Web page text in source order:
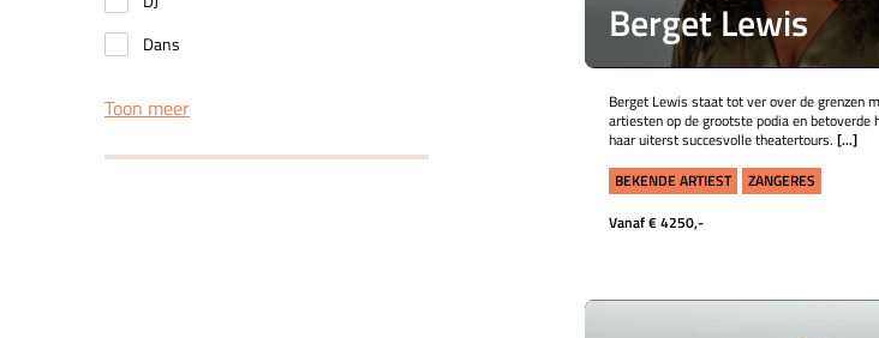
Dans
Toon meer
Berget Lewis
Berget Lewis staat tot ver over de grenzen
artiesten op de grootste podia en betoverde
haar uiterst succesvolle theatertours. [...]
BEKENDE ARTIEST
ZANGERES
Vanaf € 4250,-